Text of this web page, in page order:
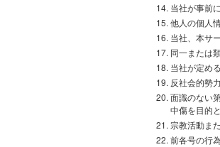
当社が事前
他人の個人
当社、本サ
同一または
当社が定め
反社会的勢
面識のない
中傷を目的
宗教活動ま
前各号の行